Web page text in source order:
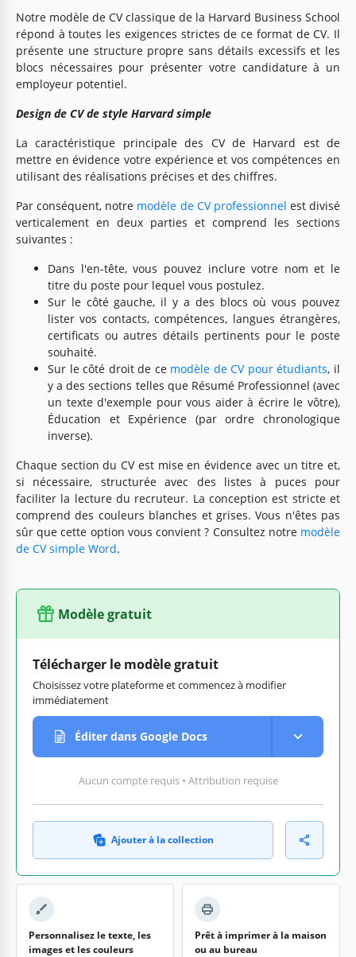
Notre modèle de CV classique de la Harvard Business School
répond à toutes les exigences strictes de ce format de CV. Il
présente une structure propre sans détails excessifs et les
blocs nécessaires pour présenter votre candidature à un
employeur potentiel.
Design de CV de style Harvard simple
La caractéristique principale des CV de Harvard est de
mettre en évidence votre expérience et vos compétences en
utilisant des réalisations précises et des chiffres.
Par conséquent, notre modèle de CV professionnel est divisé
verticalement en deux parties et comprend les sections
suivantes :
Dans l'en-tête, vous pouvez inclure votre nom et le
titre du poste pour lequel vous postulez.
Sur le côté gauche, il y a des blocs où vous pouvez
lister vos contacts, compétences, langues étrangères,
certificats ou autres détails pertinents pour le poste
souhaité.
Sur le côté droit de ce modèle de CV pour étudiants, il
y a des sections telles que Résumé Professionnel (avec
un texte d'exemple pour vous aider à écrire le vôtre),
Éducation et Expérience (par ordre chronologique
inverse).
Chaque section du CV est mise en évidence avec un titre et,
si nécessaire, structurée avec des listes à puces pour
faciliter la lecture du recruteur. La conception est stricte et
comprend des couleurs blanches et grises. Vous n'êtes pas
sûr que cette option vous convient ? Consultez notre modèle
de CV simple Word.
Modèle gratuit
Télécharger le modèle gratuit
Choisissez votre plateforme et commencez à modifier
immédiatement
Éditer dans Google Docs
Aucun compte requis • Attribution requise
Ajouter à la collection
Personnalisez le texte, les
images et les couleurs
Prêt à imprimer à la maison
ou au bureau